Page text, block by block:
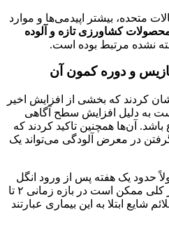
متحده، بیشتر اپیدمی‌ها و موارد
کشاورزی تازه و آلوده
نشده مرتبط بوده است.
و دوره کمون آن
کردند که بخشی از افزایش اخیر
به دلیل افزایش سطح آگاهی
آن‌ها همچنین تاکید کردند که
در معرض آلودگی می‌تواند یک
حدود یک هفته پس از ورود انگل
به بدن آغاز می‌شود، اما به طور کلی ممکن است در بازه زمانی ۲ تا
شایع ابتلا به این بیماری عبارتند